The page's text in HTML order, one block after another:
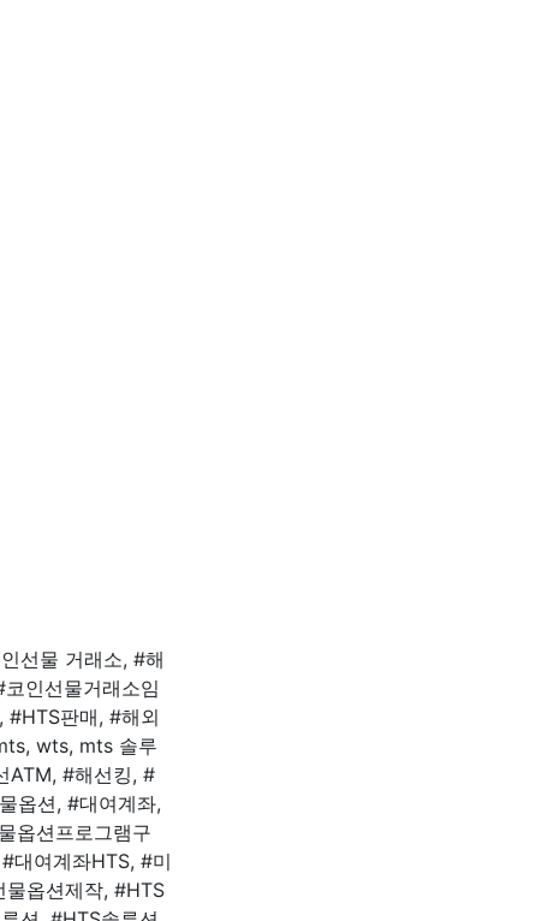
선물 거래소, #해
인선물거래소임
#HTS판매, #해외
wts, mts 솔루
ATM, #해선킹, #
옵션, #대여계좌,
옵션프로그램구
대여계좌HTS, #미
물옵션제작, #HTS